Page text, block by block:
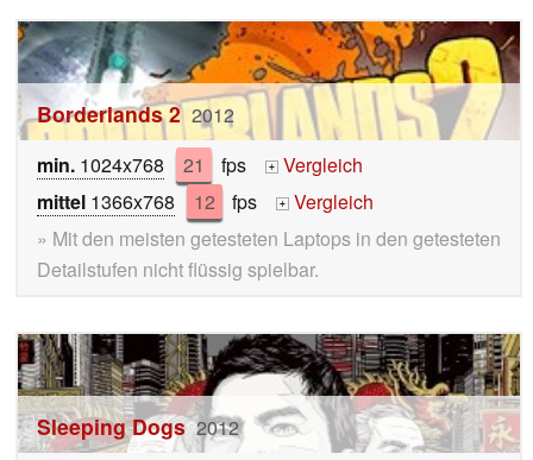
Borderlands 2 2012
min. 1024x768 21 fps +
Vergleich
mittel 1366x768 12 fps +
Vergleich
» Mit den meisten getesteten Laptops in den getesteten
Detailstufen nicht flüssig spielbar.
Sleeping Dogs 2012